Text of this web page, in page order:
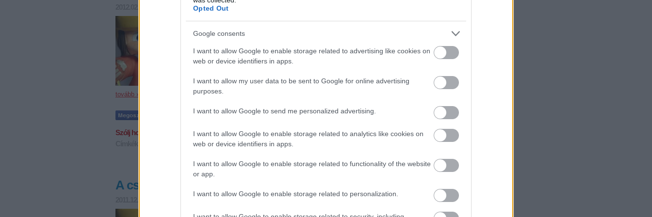
Opted Out
Google consents
I want to allow Google to enable storage related to advertising like cookies on
web or device identifiers in apps.
I want to allow my user data to be sent to Google for online advertising
purposes.
I want to allow Google to send me personalized advertising.
I want to allow Google to enable storage related to analytics like cookies on
web or device identifiers in apps.
I want to allow Google to enable storage related to functionality of the website
or app.
I want to allow Google to enable storage related to personalization.
kovacsistvan
nem áll meg. A hét második felében a Euro Hockey Tour svédországi
tovább »
Tetszik 0
Szólj hozzá!
oddset hockey games
A csehek kiütötték Finnországot